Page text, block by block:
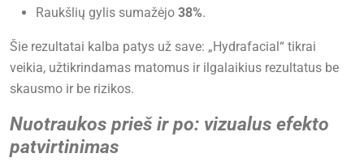
Raukšlių gylis sumažėjo 38%.
Šie rezultatai kalba patys už save: „Hydrafacial“ tikrai
veikia, užtikrindamas matomus ir ilgalaikius rezultatus be
skausmo ir be rizikos.
Nuotraukos prieš ir po: vizualus efekto
patvirtinimas